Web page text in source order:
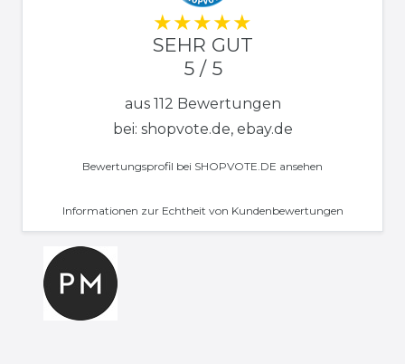
SEHR GUT
5 / 5
aus 112 Bewertungen
bei: shopvote.de, ebay.de
Bewertungsprofil bei SHOPVOTE.DE ansehen
Informationen zur Echtheit von Kundenbewertungen